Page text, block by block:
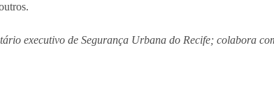
executivo de Segurança Urbana do Recife; colabora